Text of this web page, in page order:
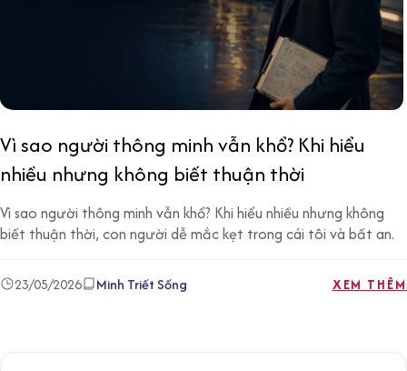
Vì sao người thông minh vẫn khổ? Khi hiểu
nhiều nhưng không biết thuận thời
Vì sao người thông minh vẫn khổ? Khi hiểu nhiều nhưng không
biết thuận thời, con người dễ mắc kẹt trong cái tôi và bất an.
23/05/2026 Minh Triết Sống XEM THÊM